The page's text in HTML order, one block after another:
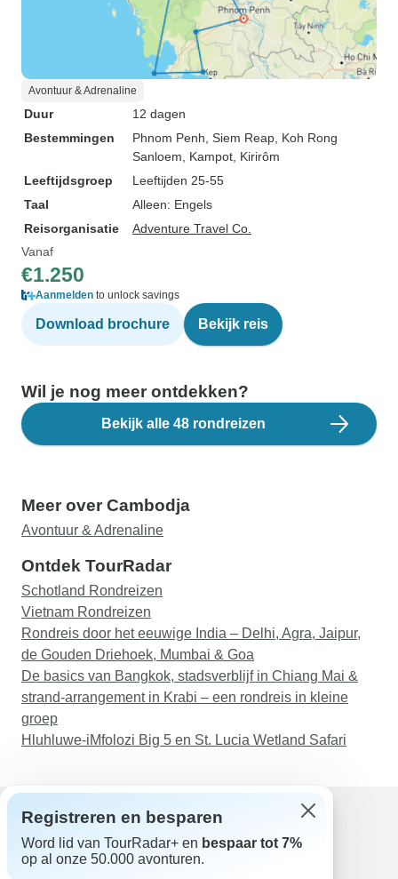
Avontuur & Adrenaline
Duur
12 dagen
Bestemmingen
Phnom Penh , Siem Reap , Koh Rong
Sanloem , Kampot , Kirirôm
Leeftijdsgroep
Leeftijden 25-55
Taal
Alleen: Engels
Reisorganisatie
Adventure Travel Co.
Vanaf
€1.250
Aanmelden to unlock savings
Download brochure Bekijk reis
Wil je nog meer ontdekken?
Bekijk alle 48 rondreizen
Meer over Cambodja
Avontuur & Adrenaline
Ontdek TourRadar
Schotland Rondreizen
Vietnam Rondreizen
Rondreis door het eeuwige India – Delhi, Agra, Jaipur,
de Gouden Driehoek, Mumbai & Goa
De basics van Bangkok, stadsverblijf in Chiang Mai &
strand-arrangement in Krabi – een rondreis in kleine
groep
Hluhluwe-iMfolozi Big 5 en St. Lucia Wetland Safari
Hulp
Neem contact met ons op
Registreren en besparen
Word lid van TourRadar+ en bespaar tot 7%
op al onze 50.000 avonturen.